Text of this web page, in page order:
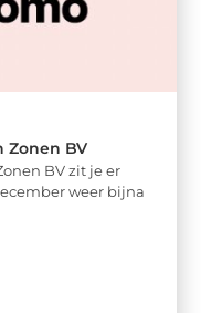
Zonen BV
BV zit je er
weer bijna